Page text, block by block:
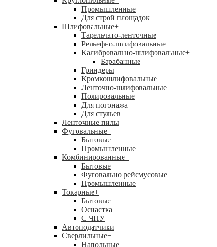
Промышленные
Для строй площадок
Шлифовальные+
Тарельчато-ленточные
Рельефно-шлифовальные
Калибровально-шлифовальные+
Барабанные
Гриндеры
Кромкошлифовальные
Ленточно-шлифовальные
Полировальные
Для погонажа
Для стульев
Ленточные пилы
Фуговальные+
Бытовые
Промышленные
Комбинированные+
Бытовые
Фуговально рейсмусовые
Промышленные
Токарные+
Бытовые
Оснастка
С ЧПУ
Автоподатчики
Сверлильные+
Напольные